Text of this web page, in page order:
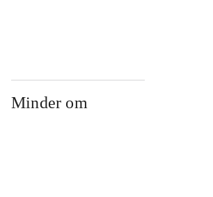
Minder om